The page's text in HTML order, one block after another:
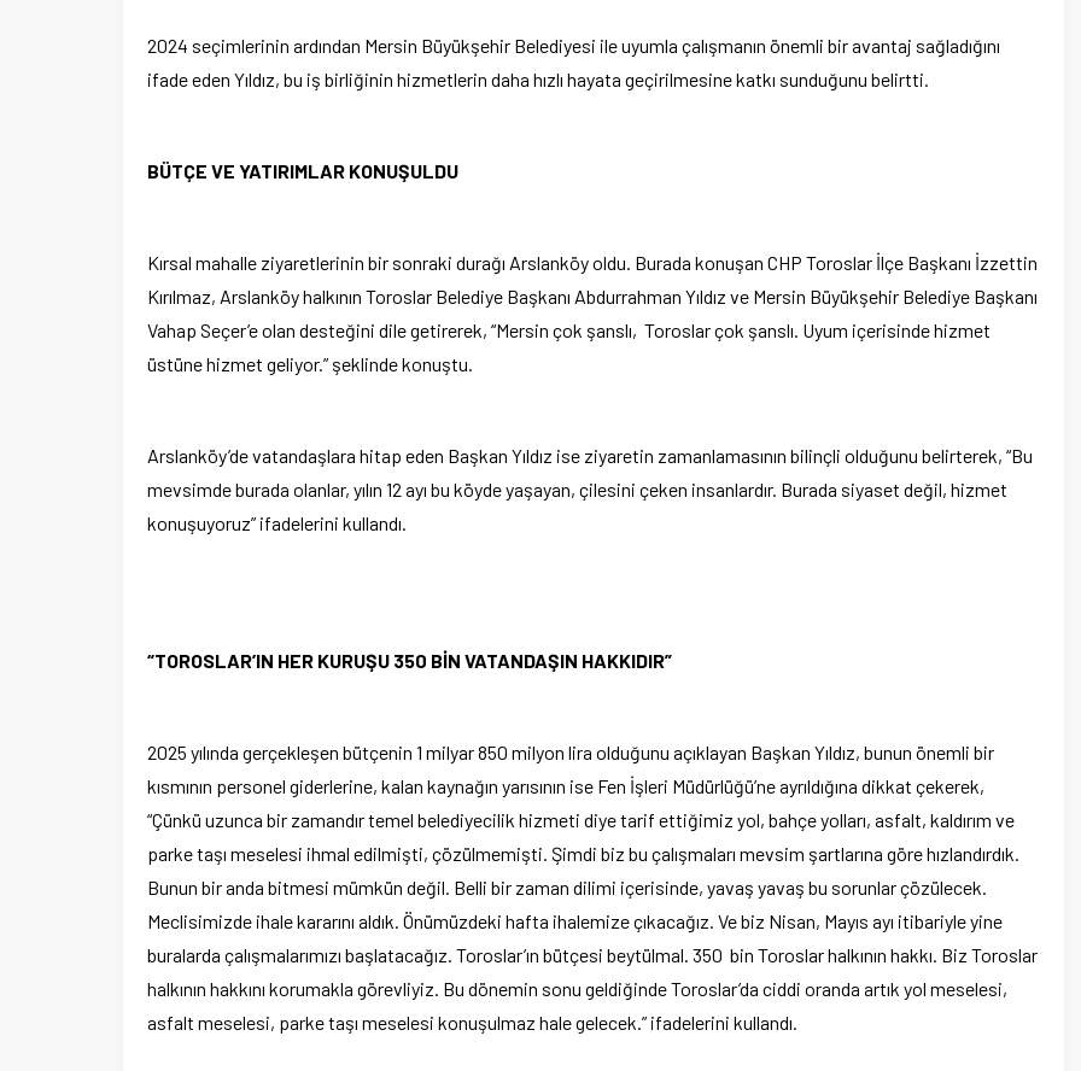
2024 seçimlerinin ardından Mersin Büyükşehir Belediyesi ile uyumla çalışmanın önemli bir avantaj sağladığını
ifade eden Yıldız, bu iş birliğinin hizmetlerin daha hızlı hayata geçirilmesine katkı sunduğunu belirtti.
BÜTÇE VE YATIRIMLAR KONUŞULDU
Kırsal mahalle ziyaretlerinin bir sonraki durağı Arslanköy oldu. Burada konuşan CHP Toroslar İlçe Başkanı İzzettin
Kırılmaz, Arslanköy halkının Toroslar Belediye Başkanı Abdurrahman Yıldız ve Mersin Büyükşehir Belediye Başkanı
Vahap Seçer’e olan desteğini dile getirerek, “Mersin çok şanslı, Toroslar çok şanslı. Uyum içerisinde hizmet
üstüne hizmet geliyor.” şeklinde konuştu.
Arslanköy’de vatandaşlara hitap eden Başkan Yıldız ise ziyaretin zamanlamasının bilinçli olduğunu belirterek, “Bu
mevsimde burada olanlar, yılın 12 ayı bu köyde yaşayan, çilesini çeken insanlardır. Burada siyaset değil, hizmet
konuşuyoruz” ifadelerini kullandı.
“TOROSLAR’IN HER KURUŞU 350 BİN VATANDAŞIN HAKKIDIR”
2025 yılında gerçekleşen bütçenin 1 milyar 850 milyon lira olduğunu açıklayan Başkan Yıldız, bunun önemli bir
kısmının personel giderlerine, kalan kaynağın yarısının ise Fen İşleri Müdürlüğü’ne ayrıldığına dikkat çekerek,
“Çünkü uzunca bir zamandır temel belediyecilik hizmeti diye tarif ettiğimiz yol, bahçe yolları, asfalt, kaldırım ve
parke taşı meselesi ihmal edilmişti, çözülmemişti. Şimdi biz bu çalışmaları mevsim şartlarına göre hızlandırdık.
Bunun bir anda bitmesi mümkün değil. Belli bir zaman dilimi içerisinde, yavaş yavaş bu sorunlar çözülecek.
Meclisimizde ihale kararını aldık. Önümüzdeki hafta ihalemize çıkacağız. Ve biz Nisan, Mayıs ayı itibariyle yine
buralarda çalışmalarımızı başlatacağız. Toroslar’ın bütçesi beytülmal. 350 bin Toroslar halkının hakkı. Biz Toroslar
halkının hakkını korumakla görevliyiz. Bu dönemin sonu geldiğinde Toroslar’da ciddi oranda artık yol meselesi,
asfalt meselesi, parke taşı meselesi konuşulmaz hale gelecek.” ifadelerini kullandı.